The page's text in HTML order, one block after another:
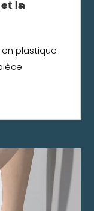
la
plastique